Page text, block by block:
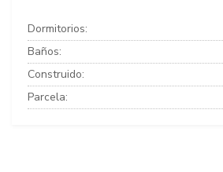
Dormitorios:
Baños:
Construido:
Parcela: